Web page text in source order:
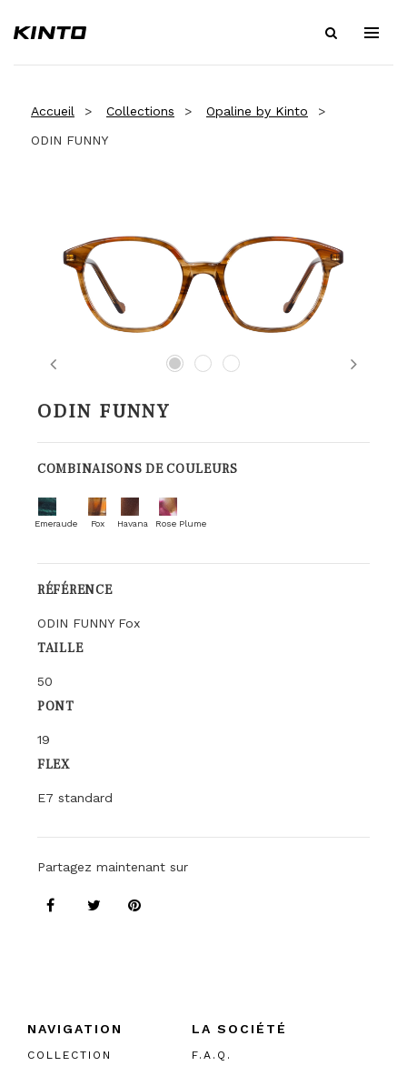
Accueil Collections
Opaline by Kinto
ODIN FUNNY
Previous Next
ODIN FUNNY
COMBINAISONS DE COULEURS
Emeraude Fox Havana Rose Plume
RÉFÉRENCE
ODIN FUNNY Fox
TAILLE
50
PONT
19
FLEX
E7 standard
Partagez maintenant sur
NAVIGATION
COLLECTION
LA SOCIÉTÉ
F.A.Q.